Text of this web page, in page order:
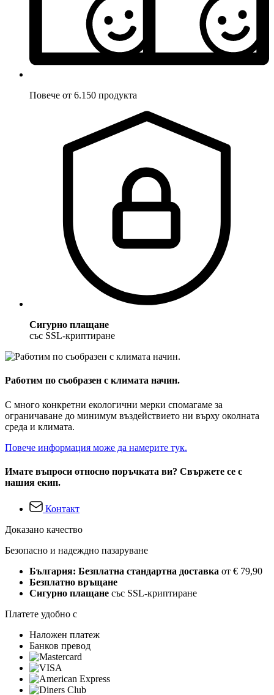
Повече от 6.150 продукта
Сигурно плащане
със SSL-криптиране
Работим по съобразен с климата начин.
С много конкретни екологични мерки спомагаме за
ограничаване до минимум въздействието ни върху околната
среда и климата.
Повече информация може да намерите тук.
Имате въпроси относно поръчката ви? Свържете се с
нашия екип.
Контакт
Доказано качество
Безопасно и надеждно пазаруване
България: Безплатна стандартна доставка от € 79,90
Безплатно връщане
Сигурно плащане със SSL-криптиране
Платете удобно с
Наложен платеж
Банков превод